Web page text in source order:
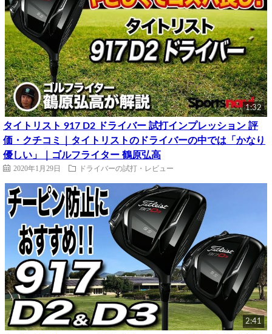
1:32
タイトリスト 917 D2 ドライバー 試打インプレッション 評
価・クチコミ｜タイトリストのドライバーの中では「かなり
優しい」｜ゴルフライター 鶴原弘高
2020年1月29日 ドライバーの試打・レビュー
2:41